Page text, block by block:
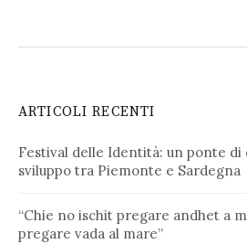
ARTICOLI RECENTI
Festival delle Identità: un ponte di
sviluppo tra Piemonte e Sardegna
“Chie no ischit pregare andhet a
pregare vada al mare”